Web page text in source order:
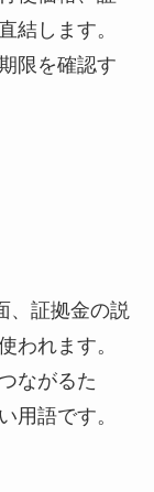
結します。
限を確認す
、証拠金の説
われます。
ながるた
用語です。